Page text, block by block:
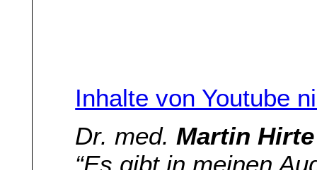
Inhalte von Youtube
Dr. med.Martin Hirte
“Es gibt in meinen